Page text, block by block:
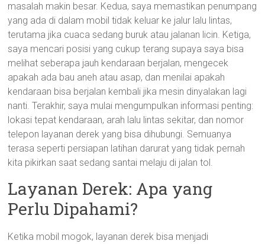
masalah makin besar. Kedua, saya memastikan penumpang
yang ada di dalam mobil tidak keluar ke jalur lalu lintas,
terutama jika cuaca sedang buruk atau jalanan licin. Ketiga,
saya mencari posisi yang cukup terang supaya saya bisa
melihat seberapa jauh kendaraan berjalan, mengecek
apakah ada bau aneh atau asap, dan menilai apakah
kendaraan bisa berjalan kembali jika mesin dinyalakan lagi
nanti. Terakhir, saya mulai mengumpulkan informasi penting:
lokasi tepat kendaraan, arah lalu lintas sekitar, dan nomor
telepon layanan derek yang bisa dihubungi. Semuanya
terasa seperti persiapan latihan darurat yang tidak pernah
kita pikirkan saat sedang santai melaju di jalan tol.
Layanan Derek: Apa yang
Perlu Dipahami?
Ketika mobil mogok, layanan derek bisa menjadi